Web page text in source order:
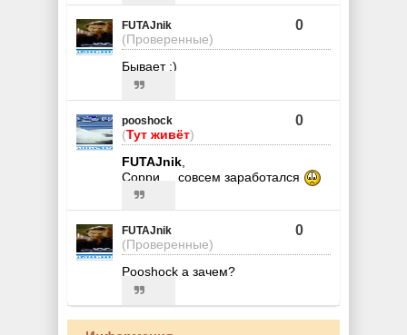
FUTAJnik
(Проверенные)
0
Бывает :)
pooshock
(Тут живёт)
0
FUTAJnik
Сорри.... совсем заработался
FUTAJnik
(Проверенные)
0
Pooshock а зачем?